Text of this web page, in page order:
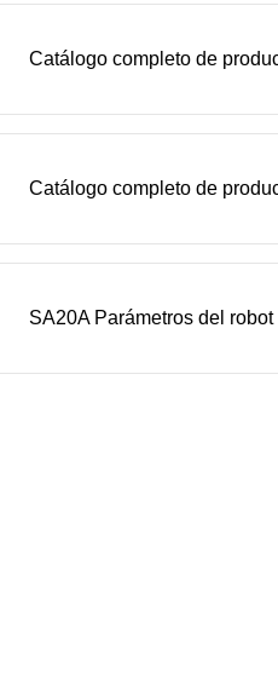
Catálogo completo de
Catálogo completo de
SA20A Parámetros del robot